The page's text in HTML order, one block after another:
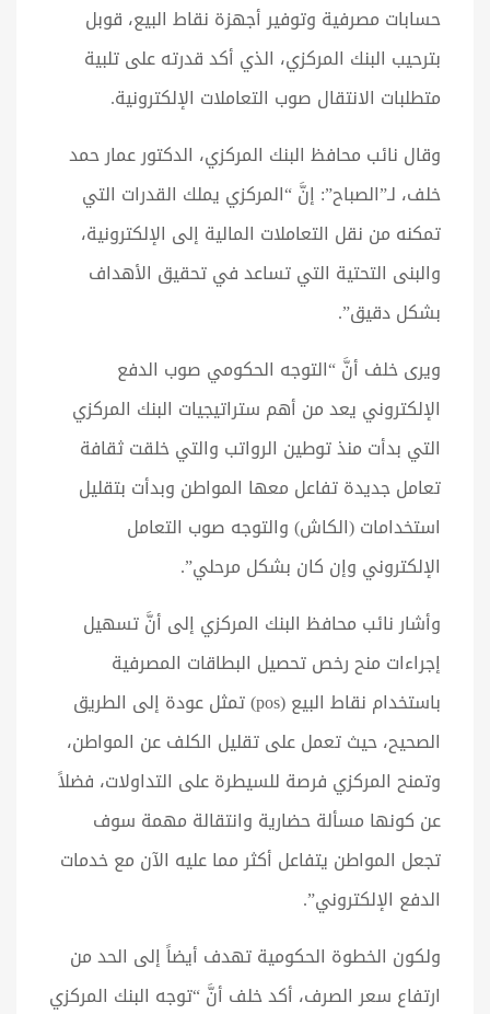
حسابات مصرفية وتوفير أجهزة نقاط البيع، قوبل
بترحيب البنك المركزي، الذي أكد قدرته على تلبية
متطلبات الانتقال صوب التعاملات الإلكترونية.
وقال نائب محافظ البنك المركزي، الدكتور عمار حمد
خلف، لـ”الصباح”: إنَّ “المركزي يملك القدرات التي
تمكنه من نقل التعاملات المالية إلى الإلكترونية،
والبنى التحتية التي تساعد في تحقيق الأهداف
بشكل دقيق”.
ويرى خلف أنَّ “التوجه الحكومي صوب الدفع
الإلكتروني يعد من أهم ستراتيجيات البنك المركزي
التي بدأت منذ توطين الرواتب والتي خلقت ثقافة
تعامل جديدة تفاعل معها المواطن وبدأت بتقليل
استخدامات (الكاش) والتوجه صوب التعامل
الإلكتروني وإن كان بشكل مرحلي”.
وأشار نائب محافظ البنك المركزي إلى أنَّ تسهيل
إجراءات منح رخص تحصيل البطاقات المصرفية
باستخدام نقاط البيع (pos) تمثل عودة إلى الطريق
الصحيح، حيث تعمل على تقليل الكلف عن المواطن،
وتمنح المركزي فرصة للسيطرة على التداولات، فضلاً
عن كونها مسألة حضارية وانتقالة مهمة سوف
تجعل المواطن يتفاعل أكثر مما عليه الآن مع خدمات
الدفع الإلكتروني”.
ولكون الخطوة الحكومية تهدف أيضاً إلى الحد من
ارتفاع سعر الصرف، أكد خلف أنَّ “توجه البنك المركزي